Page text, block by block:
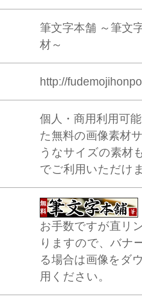
筆文字本舗 ～筆文
材～
http://
個人・商用利用可
た無料の画像素材
うなサイズの素材
でご利用いただけ
お手数ですが直リ
りますので、バナ
る場合は画像をダ
用ください。